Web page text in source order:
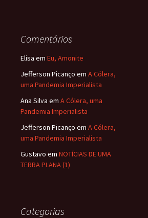
Comentários
Elisa em Eu, Amonite
Jefferson Picanço em A Cólera,
uma Pandemia Imperialista
Ana Silva em A Cólera, uma
Pandemia Imperialista
Jefferson Picanço em A Cólera,
uma Pandemia Imperialista
Gustavo em NOTÍCIAS DE UMA
TERRA PLANA (1)
Categorias